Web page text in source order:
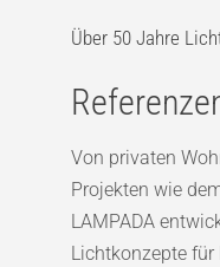
Über 50 Jahre
Von privaten
Projekten wie
LAMPADA
Lichtkonzepte für